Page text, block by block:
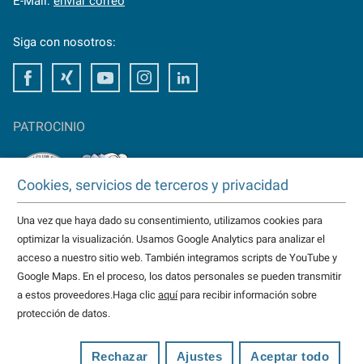
Siga con nosotros:
FacebookXing Youtube Instagram
PATROCINIO
TAKTOMAT es patrocinador del
HC Erlangen
Eisbären Heilbronn
más...
© 2026 TAKTOMAT todos los derechos reservados
Imprimir
Protección de datos
Términos
Cookies, servicios de terceros y privacidad
Una vez que haya dado su consentimiento, utilizamos cookies para
optimizar la visualización. Usamos Google Analytics para analizar el
acceso a nuestro sitio web. También integramos scripts de YouTube y
Google Maps. En el proceso, los datos personales se pueden transmitir
a estos proveedores.Haga clic aquípara recibir información sobre
protección de datos.
Rechazar Ajustes Aceptar todo